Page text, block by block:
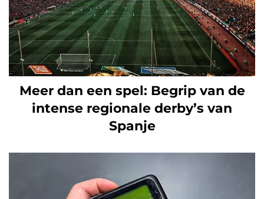
Meer dan een spel: Begrip van de
intense regionale derby’s van
Spanje